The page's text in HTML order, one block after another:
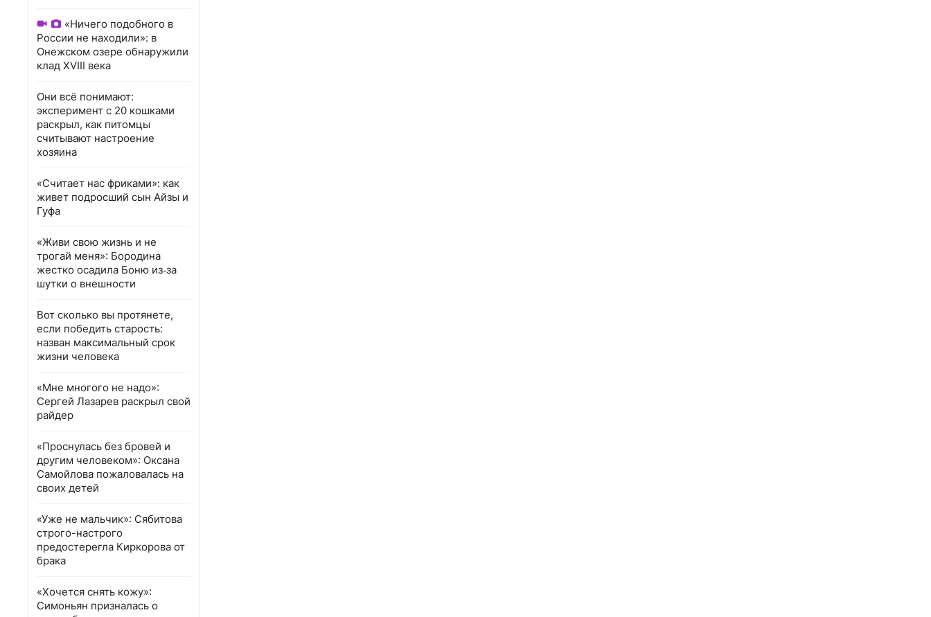
«Ничего подобного в
России не находили»: в
Онежском озере обнаружили
клад XVIII века
Они всё понимают:
эксперимент с 20 кошками
раскрыл, как питомцы
считывают настроение
хозяина
«Считает нас фриками»: как
живет подросший сын Айзы и
Гуфа
«Живи свою жизнь и не
трогай меня»: Бородина
жестко осадила Боню из‑за
шутки о внешности
Вот сколько вы протянете,
если победить старость:
назван максимальный срок
жизни человека
«Мне многого не надо»:
Сергей Лазарев раскрыл свой
райдер
«Проснулась без бровей и
другим человеком»: Оксана
Самойлова пожаловалась на
своих детей
«Уже не мальчик»: Сябитова
строго-настрого
предостерегла Киркорова от
брака
«Хочется снять кожу»:
Симоньян призналась о